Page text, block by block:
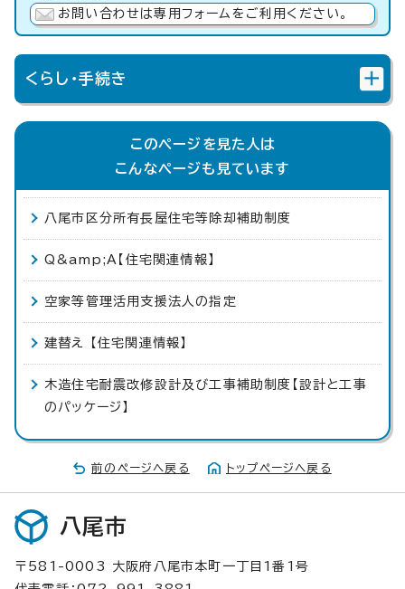
お問い合わせは専用フォームをご利用ください。
くらし・手続き
このページを見た人は
こんなページも見ています
八尾市区分所有長屋住宅等除却補助制度
Q&amp;A【住宅関連情報】
空家等管理活用支援法人の指定
建替え 【住宅関連情報】
木造住宅耐震改修設計及び工事補助制度【設計と工事
のパッケージ】
前のページへ戻る トップページへ戻る
八尾市
〒581-0003 大阪府八尾市本町一丁目1番1号